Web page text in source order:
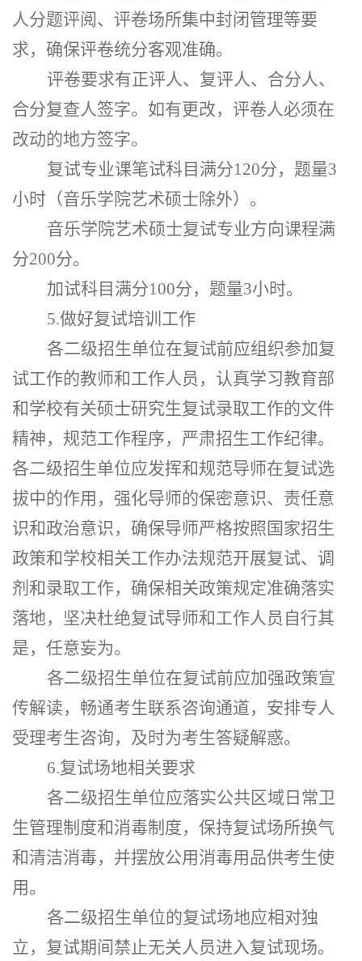
人分题评阅、评卷场所集中封闭管理等要
求，确保评卷统分客观准确。
评卷要求有正评人、复评人、合分人、
合分复查人签字。如有更改，评卷人必须在
改动的地方签字。
复试专业课笔试科目满分120分，题量3
小时（音乐学院艺术硕士除外）。
音乐学院艺术硕士复试专业方向课程满
分200分。
加试科目满分100分，题量3小时。
5.做好复试培训工作
各二级招生单位在复试前应组织参加复
试工作的教师和工作人员，认真学习教育部
和学校有关硕士研究生复试录取工作的文件
精神，规范工作程序，严肃招生工作纪律。
各二级招生单位应发挥和规范导师在复试选
拔中的作用，强化导师的保密意识、责任意
识和政治意识，确保导师严格按照国家招生
政策和学校相关工作办法规范开展复试、调
剂和录取工作，确保相关政策规定准确落实
落地，坚决杜绝复试导师和工作人员自行其
是，任意妄为。
各二级招生单位在复试前应加强政策宣
传解读，畅通考生联系咨询通道，安排专人
受理考生咨询，及时为考生答疑解惑。
6.复试场地相关要求
各二级招生单位应落实公共区域日常卫
生管理制度和消毒制度，保持复试场所换气
和清洁消毒，并摆放公用消毒用品供考生使
用。
各二级招生单位的复试场地应相对独
立，复试期间禁止无关人员进入复试现场。